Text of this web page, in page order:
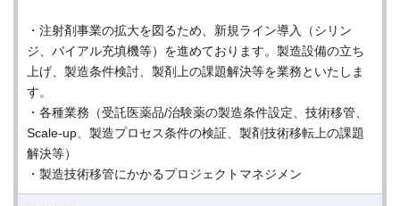
・注射剤事業の拡大を図るため、新規ライン導入（シリン
ジ、バイアル充填機等）を進めております。製造設備の立ち
上げ、製造条件検討、製剤上の課題解決等を業務といたしま
す。
・各種業務（受託医薬品/治験薬の製造条件設定、技術移管、
Scale-up、製造プロセス条件の検証、製剤技術移転上の課題
解決等）
・製造技術移管にかかるプロジェクトマネジメン